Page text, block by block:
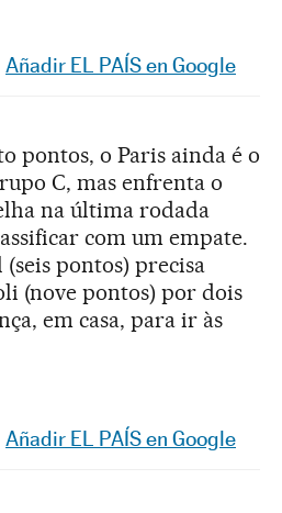
Facebook
en Twitter
Redes Sociales
Añadir EL PAÍS en Google
pontos, o Paris ainda é o
C, mas enfrenta o
na última rodada
com um empate.
pontos) precisa
(nove pontos) por dois
em casa, para ir às
Facebook
en Twitter
Redes Sociales
Añadir EL PAÍS en Google